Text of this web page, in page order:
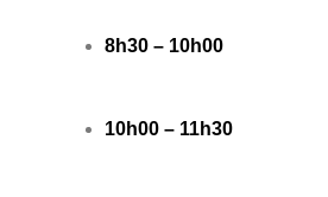
8h30 – 10h00
10h00 – 11h30